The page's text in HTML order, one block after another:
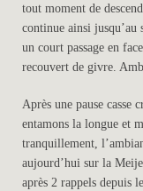
tout moment de
continue ainsi
un court passage en
recouvert de givre.
Après une pause casse
entamons la longue et
tranquillement,
aujourd’hui sur la
après 2 rappels depuis